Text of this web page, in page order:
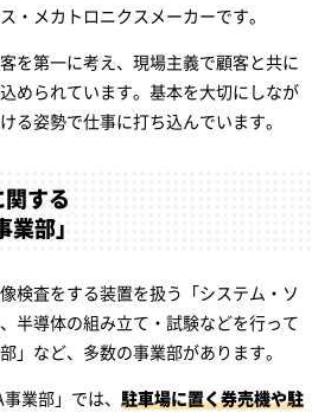
・メカトロニクスメーカーです。
を第一に考え、現場主義で顧客と共に
められています。基本を大切にしなが
る姿勢で仕事に打ち込んでいます。
する
部」
検査をする装置を扱う「システム・ソ
半導体の組み立て・試験などを行って
」など、多数の事業部があります。
業部」では、 駐車場に置く券売機や駐